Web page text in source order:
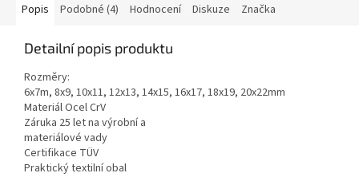
Popis Podobné (4) Hodnocení Diskuze Značka
Detailní popis produktu
Rozměry:
6x7m, 8x9, 10x11, 12x13, 14x15, 16x17, 18x19, 20x22mm
Materiál Ocel CrV
Záruka 25 let na výrobní a
materiálové vady
Certifikace TÜV
Praktický textilní obal